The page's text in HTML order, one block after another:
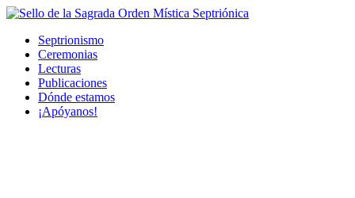
Septrionismo
Ceremonias
Lecturas
Publicaciones
Dónde estamos
¡Apóyanos!